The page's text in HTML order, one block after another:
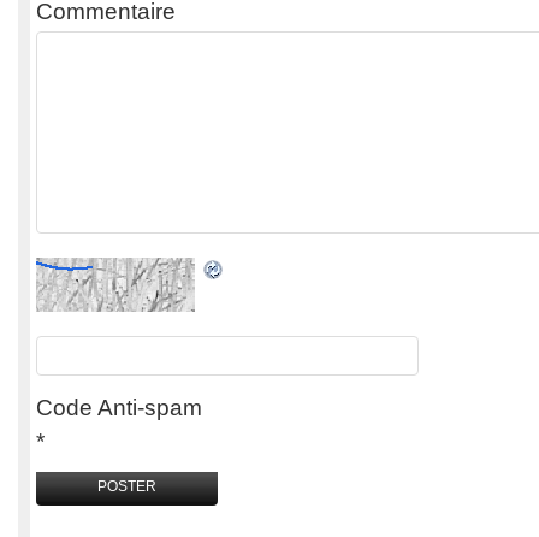
Commentaire
Code Anti-spam
*